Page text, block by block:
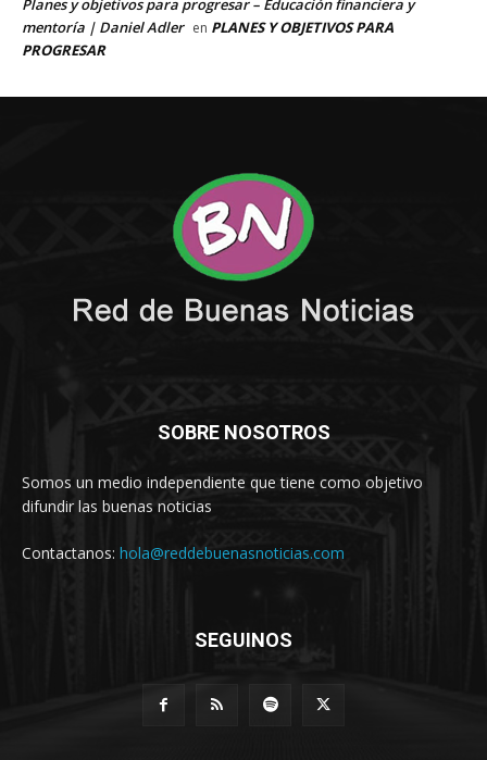
SOBRE NOSOTROS
Somos un medio independiente que tiene como objetivo
difundir las buenas noticias
Contactanos: hola@reddebuenasnoticias.com
SEGUINOS